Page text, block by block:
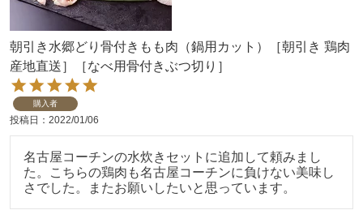
朝引き水郷どり骨付きもも肉（鍋用カット）［朝引き 鶏肉
産地直送］［なべ用骨付きぶつ切り］
購入者
投稿日 2022/01/06
名古屋コーチンの水炊きセットに追加して頼みまし
た。こちらの鶏肉も名古屋コーチンに負けない美味し
さでした。またお願いしたいと思っています。